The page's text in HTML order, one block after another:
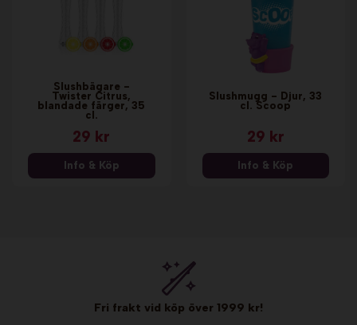
Slushbägare -
Twister Citrus,
blandade färger, 35
cl.
29 kr
Info & Köp
Slushmugg - Djur, 33
cl. Scoop
29 kr
Info & Köp
Fri frakt vid köp över 1999 kr!